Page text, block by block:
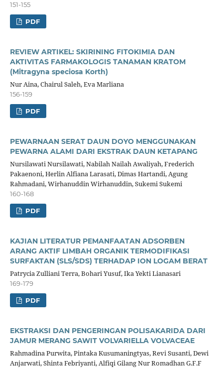
151-155
PDF
REVIEW ARTIKEL: SKIRINING FITOKIMIA DAN
AKTIVITAS FARMAKOLOGIS TANAMAN KRATOM
(Mitragyna speciosa Korth)
Nur Aina, Chairul Saleh, Eva Marliana
156-159
PDF
PEWARNAAN SERAT DAUN DOYO MENGGUNAKAN
PEWARNA ALAMI DARI EKSTRAK DAUN KETAPANG
Nursilawati Nursilawati, Nabilah Nailah Awaliyah, Frederich
Pakaenoni, Herlin Alfiana Larasati, Dimas Hartandi, Agung
Rahmadani, Wirhanuddin Wirhanuddin, Sukemi Sukemi
160-168
PDF
KAJIAN LITERATUR PEMANFAATAN ADSORBEN
ARANG AKTIF LIMBAH ORGANIK TERMODIFIKASI
SURFAKTAN (SLS/SDS) TERHADAP ION LOGAM BERAT
Patrycia Zulliani Terra, Bohari Yusuf, Ika Yekti Lianasari
169-179
PDF
EKSTRAKSI DAN PENGERINGAN POLISAKARIDA DARI
JAMUR MERANG SAWIT VOLVARIELLA VOLVACEAE
Rahmadina Purwita, Pintaka Kusumaningtyas, Revi Susanti, Dewi
Anjarwati, Shinta Febriyanti, Alfiqi Gilang Nur Romadhan G.F.F